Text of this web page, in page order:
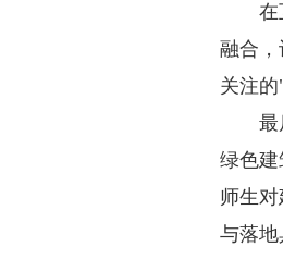
在互
融合
关注
最后
绿色
师生
与落